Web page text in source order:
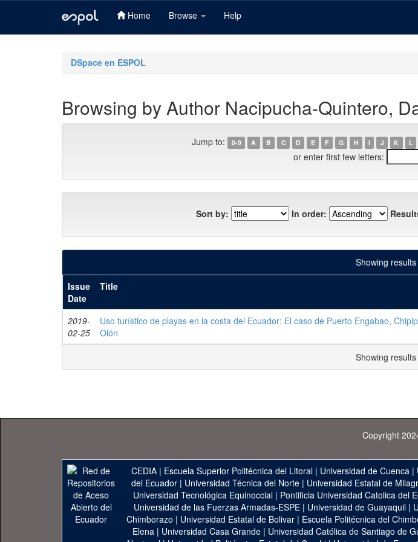
Home Browse Help
DSpace en ESPOL
Browsing by Author Nacipucha-Quintero,
Jump to: 0-9 A B C D E F G H I J K L
or enter first few letters:
Sort by: In order:
Showing
Issue
Date
Title
2019-
02-25
Uso turístico de playas en la costa del Ecuador: El caso de Puerto Engabao,
Olón
Showing
Copyright
CEDIA | Escuela Superior Politécnica del Litoral | Universidad de Cuenca |
del Ecuador| Universidad Técnica del Norte| Universidad Estatal de
Universidad Tecnológica Equinoccial| Pontificia Universidad Catolica del
Universidad de las Fuerzas Armadas-ESPE | Universidad de Guayaquil |
Chimborazo | Universidad Estatal de Bolivar| Escuela Politécnica del
Elena | Universidad Casa Grande | Universidad Católica de Santiago de